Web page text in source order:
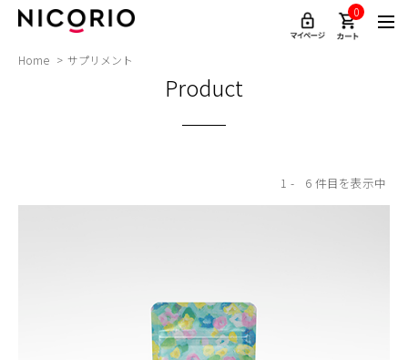
0
Home サプリメント
Product
1 6